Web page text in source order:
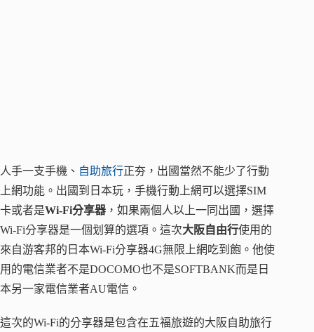
人手一支手機、 自助旅行正夯，出國當然不能少了行動
上網功能。出國到日本玩，手機行動上網可以選擇SIM
卡或者是Wi-Fi分享器 ，如果兩個人以上一同出國，選擇
Wi-Fi分享器是一個划算的選項。這次大阪自由行使用的
來自游客邦的日本Wi-Fi分享器4G無限上網吃到飽。他使
用的電信業者不是DOCOMO也不是SOFTBANK而是日
本另一家電信業者AU電信。
這次的Wi-Fi的分享器是包含在五福旅遊的大阪自助旅行